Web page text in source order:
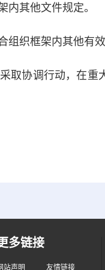
其他文件规定。
织框架内其他有效
协调行动，在重
多链接
站声明 友情链接